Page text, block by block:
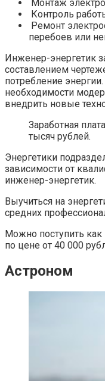
Монтаж
Контроль
Ремонт
перебоев или
Инженер-энергетик
составлением
потребление
необходимости
внедрить новые
Заработная
тысяч рублей.
Энергетики
зависимости от
инженер-энергетик.
Выучиться на
средних
Можно поступить
по цене от 40 000
Астроном